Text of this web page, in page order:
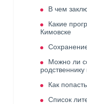
В чем
Какие
Кимовске
Можно ли
родственнику
Как
Список